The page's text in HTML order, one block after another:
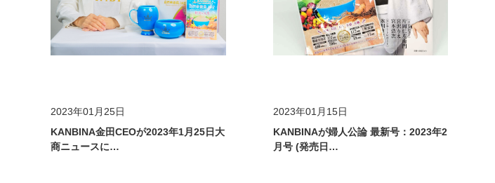
2023年01月25日
KANBINA金田CEOが2023年1月25日大
商ニュースに…
2023年01月15日
KANBINAが婦人公論 最新号：2023年2
月号 (発売日…